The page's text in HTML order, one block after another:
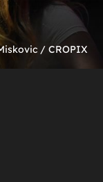
/ CROPIX